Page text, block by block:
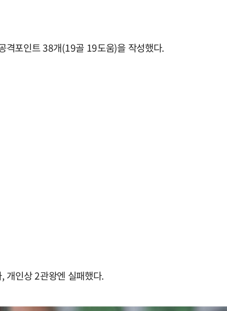
격포인트 38개(19골 19도움)을 작성했다.
개인상 2관왕엔 실패했다.